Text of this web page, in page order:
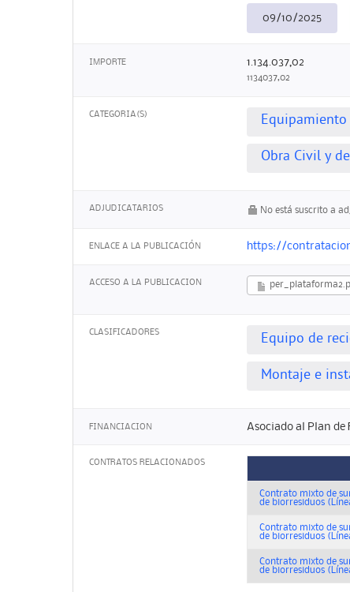
09/10/2025
IMPORTE 1.134.037,02
1134037,02
CATEGORIA(S) Equipamiento
Obra Civil y
ADJUDICATARIOS No está suscrito a
ENLACE A LA PUBLICACIÓN https://
ACCESO A LA PUBLICACION
CLASIFICADORES Equipo de
Montaje e
FINANCIACION Asociado al Plan
CONTRATOS RELACIONADOS
Contrato mixto de
de biorresiduos
Contrato mixto de
de biorresiduos
Contrato mixto de
de biorresiduos